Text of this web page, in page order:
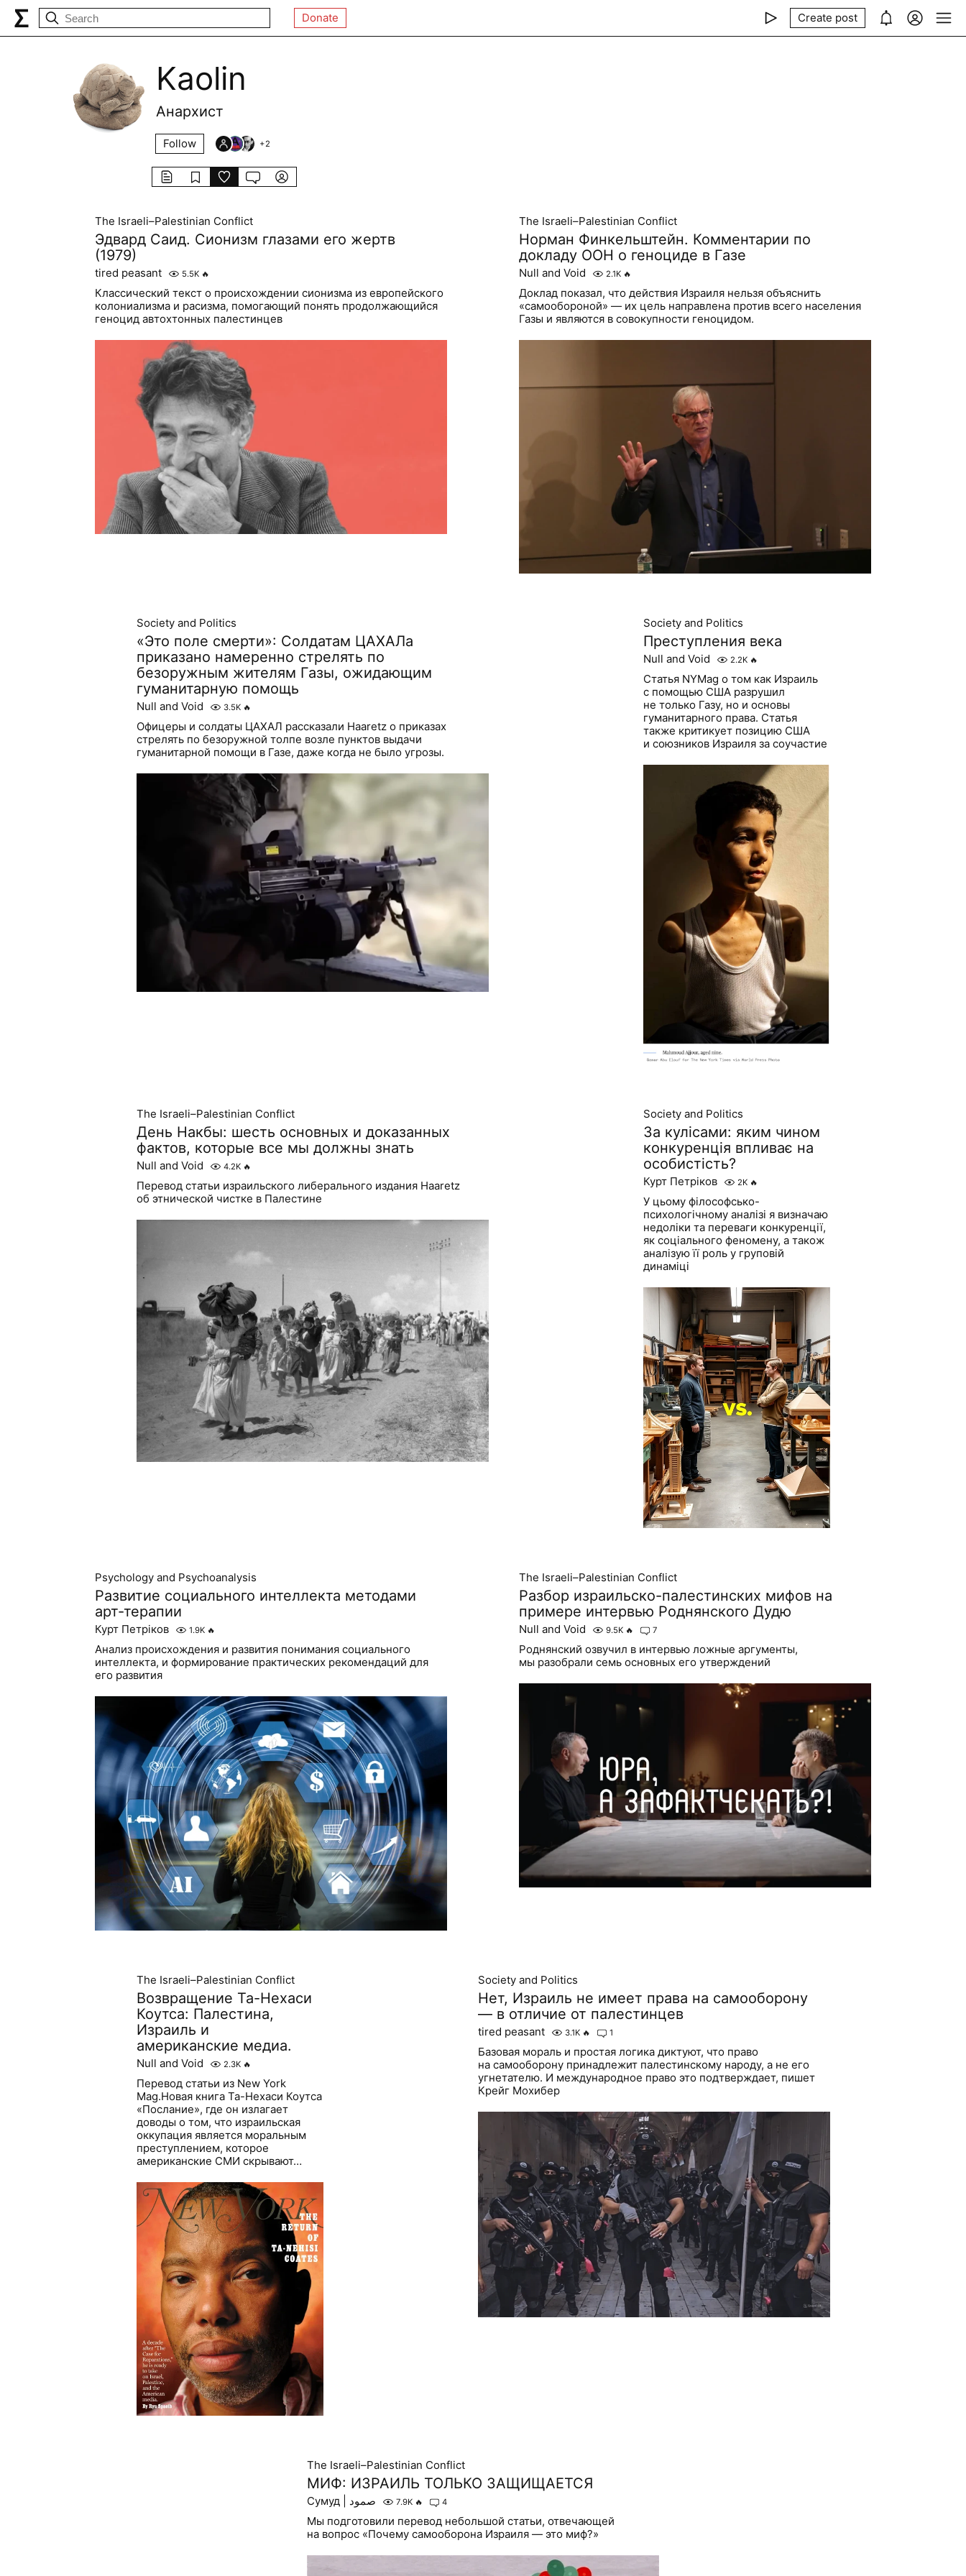
Donate Create post
Kaolin
Анархист
Follow +2
The Israeli–Palestinian Conflict
Эдвард Саид. Сионизм глазами его жертв
(1979)
tired peasant 5.5K 🔥
Классический текст о происхождении сионизма из европейского
колониализма и расизма, помогающий понять продолжающийся
геноцид автохтонных палестинцев
The Israeli–Palestinian Conflict
Норман Финкельштейн. Комментарии по
докладу ООН о геноциде в Газе
Null and Void 2.1K 🔥
Доклад показал, что действия Израиля нельзя объяснить
«самообороной» — их цель направлена против всего населения
Газы и являются в совокупности геноцидом.
Society and Politics
«Это поле смерти»: Солдатам ЦАХАЛа
приказано намеренно стрелять по
безоружным жителям Газы, ожидающим
гуманитарную помощь
Null and Void 3.5K 🔥
Офицеры и солдаты ЦАХАЛ рассказали Haaretz о приказах
стрелять по безоружной толпе возле пунктов выдачи
гуманитарной помощи в Газе, даже когда не было угрозы.
Society and Politics
Преступления века
Null and Void 2.2K 🔥
Статья NYMag о том как Израиль
с помощью США разрушил
не только Газу, но и основы
гуманитарного права. Статья
также критикует позицию США
и союзников Израиля за соучастие
The Israeli–Palestinian Conflict
День Накбы: шесть основных и доказанных
фактов, которые все мы должны знать
Null and Void 4.2K 🔥
Перевод статьи израильского либерального издания Haaretz
об этнической чистке в Палестине
Society and Politics
За кулісами: яким чином
конкуренція впливає на
особистість?
Курт Петріков 2K 🔥
У цьому філософсько-
психологічному аналізі я визначаю
недоліки та переваги конкуренції,
як соціального феномену, а також
аналізую її роль у груповій
динаміці
Psychology and Psychoanalysis
Развитие социального интеллекта методами
арт-терапии
Курт Петріков 1.9K 🔥
Анализ происхождения и развития понимания социального
интеллекта, и формирование практических рекомендаций для
его развития
The Israeli–Palestinian Conflict
Разбор израильско-палестинских мифов на
примере интервью Роднянского Дудю
Null and Void 9.5K 🔥 7
Роднянский озвучил в интервью ложные аргументы,
мы разобрали семь основных его утверждений
The Israeli–Palestinian Conflict
Возвращение Та-Нехаси
Коутса: Палестина,
Израиль и
американские медиа.
Null and Void 2.3K 🔥
Перевод статьи из New York
Mag.Новая книга Та-Нехаси Коутса
«Послание», где он излагает
доводы о том, что израильская
оккупация является моральным
преступлением, которое
американские СМИ скрывают…
Society and Politics
Нет, Израиль не имеет права на самооборону
— в отличие от палестинцев
tired peasant 3.1K 🔥 1
Базовая мораль и простая логика диктуют, что право
на самооборону принадлежит палестинскому народу, а не его
угнетателю. И международное право это подтверждает, пишет
Крейг Мохибер
The Israeli–Palestinian Conflict
МИФ: ИЗРАИЛЬ ТОЛЬКО ЗАЩИЩАЕТСЯ
Сумуд | صمود 7.9K 🔥 4
Мы подготовили перевод небольшой статьи, отвечающей
на вопрос «Почему самооборона Израиля — это миф?»